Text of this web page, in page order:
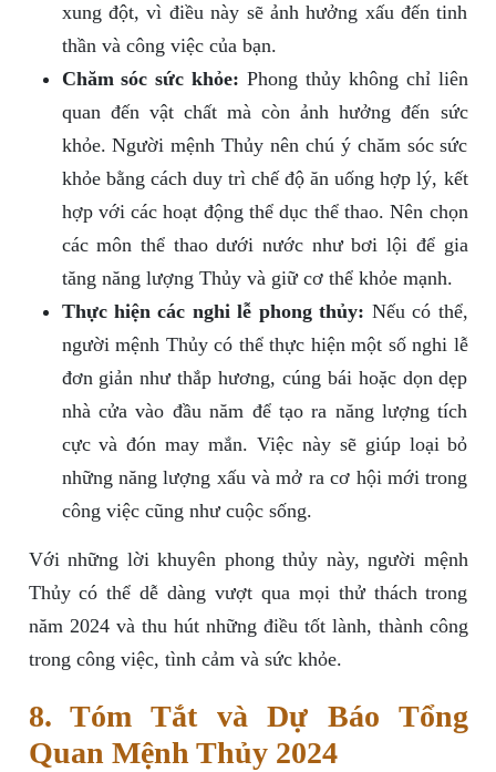
xung đột, vì điều này sẽ ảnh hưởng xấu đến tinh
thần và công việc của bạn.
Chăm sóc sức khỏe: Phong thủy không chỉ liên
quan đến vật chất mà còn ảnh hưởng đến sức
khỏe. Người mệnh Thủy nên chú ý chăm sóc sức
khỏe bằng cách duy trì chế độ ăn uống hợp lý, kết
hợp với các hoạt động thể dục thể thao. Nên chọn
các môn thể thao dưới nước như bơi lội để gia
tăng năng lượng Thủy và giữ cơ thể khỏe mạnh.
Thực hiện các nghi lễ phong thủy: Nếu có thể,
người mệnh Thủy có thể thực hiện một số nghi lễ
đơn giản như thắp hương, cúng bái hoặc dọn dẹp
nhà cửa vào đầu năm để tạo ra năng lượng tích
cực và đón may mắn. Việc này sẽ giúp loại bỏ
những năng lượng xấu và mở ra cơ hội mới trong
công việc cũng như cuộc sống.
Với những lời khuyên phong thủy này, người mệnh
Thủy có thể dễ dàng vượt qua mọi thử thách trong
năm 2024 và thu hút những điều tốt lành, thành công
trong công việc, tình cảm và sức khỏe.
8. Tóm Tắt và Dự Báo Tổng
Quan Mệnh Thủy 2024